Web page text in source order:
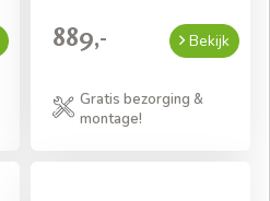
889,- Bekijk
Gratis bezorging &
montage!